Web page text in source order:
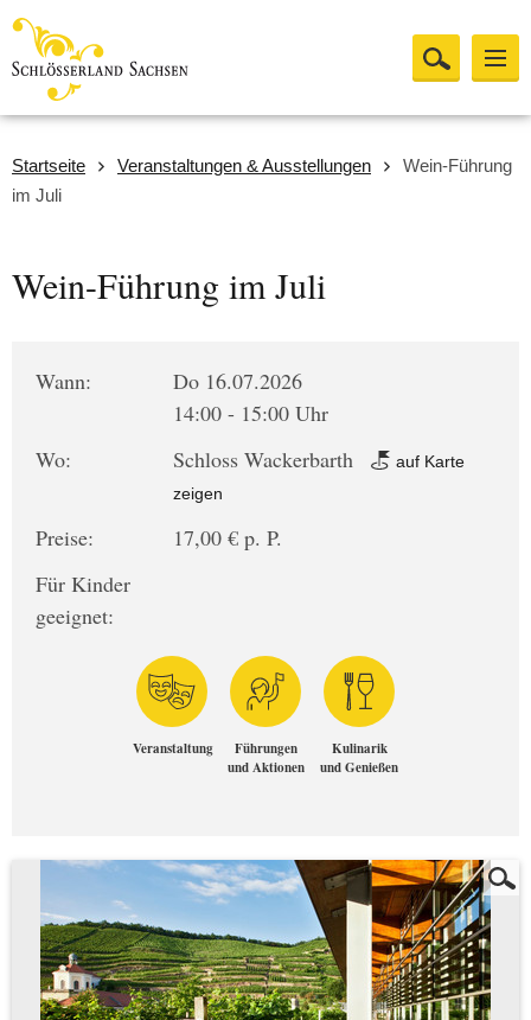
Startseite Veranstaltungen & Ausstellungen
Wein-Führung
im Juli
Wein-Führung im Juli
Wann:
Do 16.07.2026
14:00 - 15:00 Uhr
Wo:
Schloss Wackerbarth
auf Karte
zeigen
Preise:
17,00 € p. P.
Für Kinder
geeignet:
Veranstaltung
Führungen
und Aktionen
Kulinarik
und Genießen